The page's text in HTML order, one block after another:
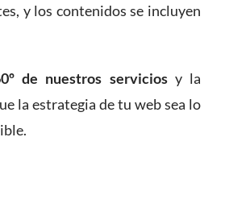
y los contenidos se incluyen
de nuestros serviciosy la
la estrategia de tu web sea lo